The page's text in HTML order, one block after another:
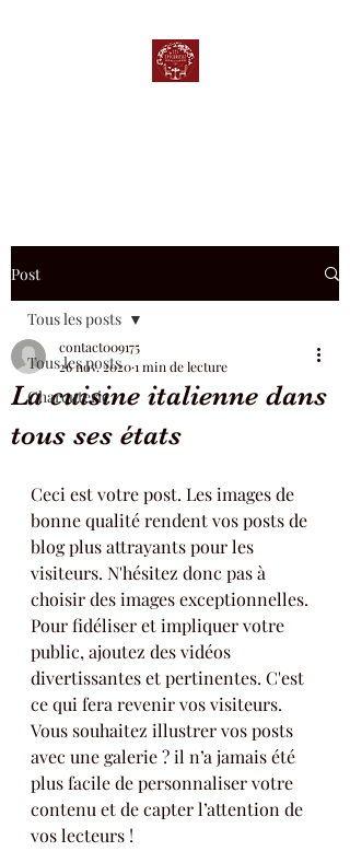
Post
Tous les posts
Charcuterie
Tous les posts
La cuisine italienne dans
tous ses états
contact009175
26 nov. 20201 min de lecture
Ceci est votre post. Les images de
bonne qualité rendent vos posts de
blog plus attrayants pour les
visiteurs. N'hésitez donc pas à
choisir des images exceptionnelles.
Pour fidéliser et impliquer votre
public, ajoutez des vidéos
divertissantes et pertinentes. C'est
ce qui fera revenir vos visiteurs.
Vous souhaitez illustrer vos posts
avec une galerie ? il n’a jamais été
plus facile de personnaliser votre
contenu et de capter l’attention de
vos lecteurs !